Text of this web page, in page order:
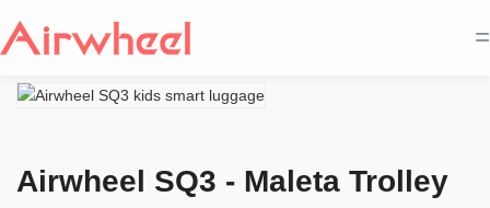
=
Airwheel SQ3 - Maleta Trolley